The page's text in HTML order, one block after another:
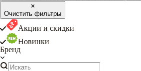
Очистить фильтры
Акции и скидки
Новинки
Бренд